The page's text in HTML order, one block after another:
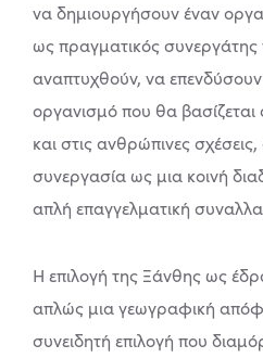
να δημιουργήσουν έναν
ως πραγματικός
αναπτυχθούν, να
οργανισμό που θα
και στις ανθρώπινες
συνεργασία ως μια κοινή
απλή επαγγελματική
Η επιλογή της Ξάνθης ως
απλώς μια γεωγραφική
συνειδητή επιλογή που